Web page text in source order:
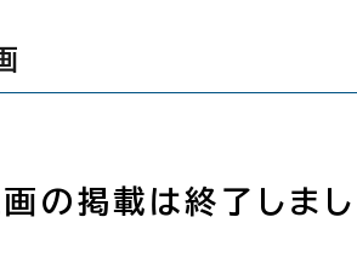
の掲載は終了しまし